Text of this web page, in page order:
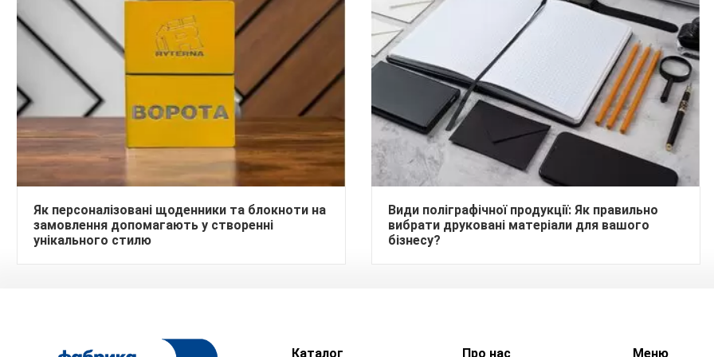
Як персоналізовані щоденники та блокноти на
замовлення допомагають у створенні
унікального стилю
Види поліграфічної продукції: Як правильно
вибрати друковані матеріали для вашого
бізнесу?
Каталог Про нас Меню